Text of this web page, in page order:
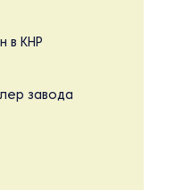
в КНР
завода